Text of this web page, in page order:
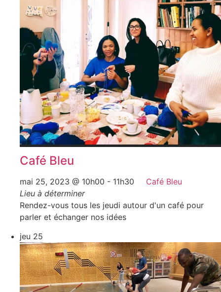
Café Bleu
mai 25, 2023 @ 10h00 - 11h30
Café Bleu
Lieu à déterminer
Rendez-vous tous les jeudi autour d'un café pour
parler et échanger nos idées
jeu 25